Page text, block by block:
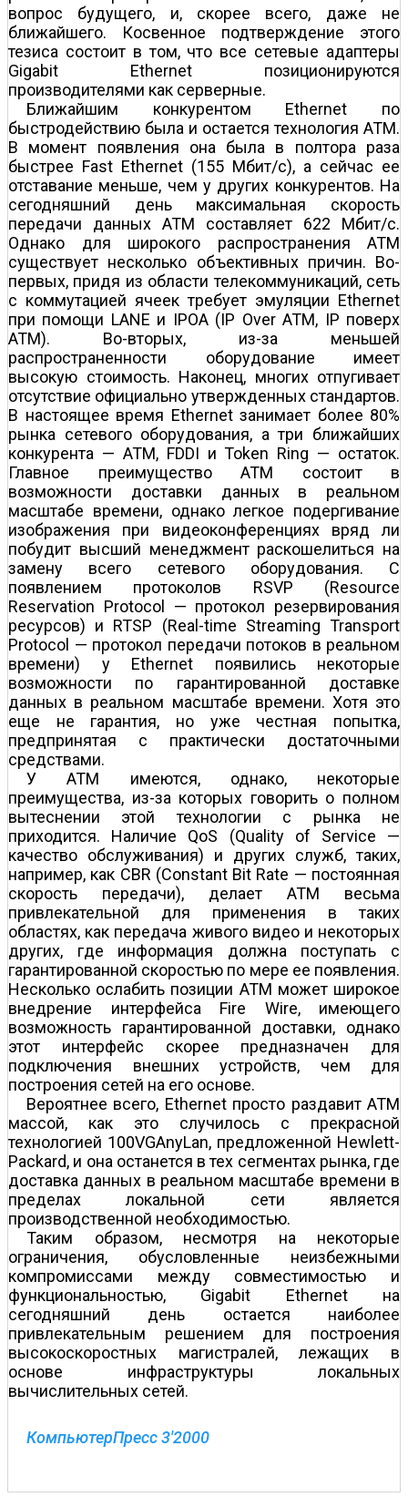
вопрос будущего, и, скорее всего, даже не
ближайшего. Косвенное подтверждение этого
тезиса состоит в том, что все сетевые адаптеры
Gigabit Ethernet позиционируются
производителями как серверные.
Ближайшим конкурентом Ethernet по
быстродействию была и остается технология ATM.
В момент появления она была в полтора раза
быстрее Fast Ethernet (155 Мбит/с), а сейчас ее
отставание меньше, чем у других конкурентов. На
сегодняшний день максимальная скорость
передачи данных ATM составляет 622 Мбит/с.
Однако для широкого распространения ATM
существует несколько объективных причин. Во-
первых, придя из области телекоммуникаций, сеть
с коммутацией ячеек требует эмуляции Ethernet
при помощи LANE и IPOA (IP Over ATM, IP поверх
ATM). Во-вторых, из-за меньшей
распространенности оборудование имеет
высокую стоимость. Наконец, многих отпугивает
отсутствие официально утвержденных стандартов.
В настоящее время Ethernet занимает более 80%
рынка сетевого оборудования, а три ближайших
конкурента — ATM, FDDI и Token Ring — остаток.
Главное преимущество ATM состоит в
возможности доставки данных в реальном
масштабе времени, однако легкое подергивание
изображения при видеоконференциях вряд ли
побудит высший менеджмент раскошелиться на
замену всего сетевого оборудования. С
появлением протоколов RSVP (Resource
Reservation Protocol — протокол резервирования
ресурсов) и RTSP (Real-time Streaming Transport
Protocol — протокол передачи потоков в реальном
времени) у Ethernet появились некоторые
возможности по гарантированной доставке
данных в реальном масштабе времени. Хотя это
еще не гарантия, но уже честная попытка,
предпринятая с практически достаточными
средствами.
У ATM имеются, однако, некоторые
преимущества, из-за которых говорить о полном
вытеснении этой технологии с рынка не
приходится. Наличие QoS (Quality of Service —
качество обслуживания) и других служб, таких,
например, как CBR (Constant Bit Rate — постоянная
скорость передачи), делает ATM весьма
привлекательной для применения в таких
областях, как передача живого видео и некоторых
других, где информация должна поступать с
гарантированной скоростью по мере ее появления.
Несколько ослабить позиции ATM может широкое
внедрение интерфейса Fire Wire, имеющего
возможность гарантированной доставки, однако
этот интерфейс скорее предназначен для
подключения внешних устройств, чем для
построения сетей на его основе.
Вероятнее всего, Ethernet просто раздавит ATM
массой, как это случилось с прекрасной
технологией 100VGAnyLan, предложенной Hewlett-
Packard, и она останется в тех сегментах рынка, где
доставка данных в реальном масштабе времени в
пределах локальной сети является
производственной необходимостью.
Таким образом, несмотря на некоторые
ограничения, обусловленные неизбежными
компромиссами между совместимостью и
функциональностью, Gigabit Ethernet на
сегодняшний день остается наиболее
привлекательным решением для построения
высокоскоростных магистралей, лежащих в
основе инфраструктуры локальных
вычислительных сетей.
КомпьютерПресс 3'2000